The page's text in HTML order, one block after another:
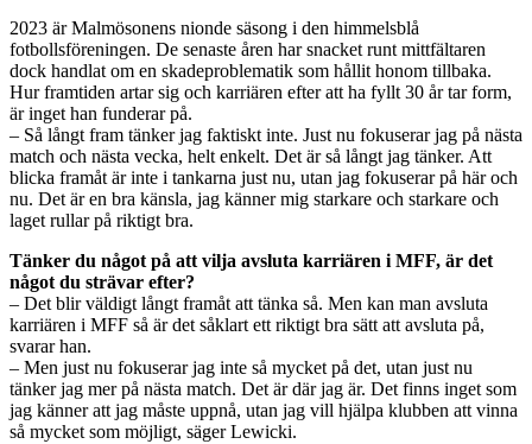
2023 är Malmösonens nionde säsong i den himmelsblå
fotbollsföreningen. De senaste åren har snacket runt mittfältaren
dock handlat om en skadeproblematik som hållit honom tillbaka.
Hur framtiden artar sig och karriären efter att ha fyllt 30 år tar form,
är inget han funderar på.
– Så långt fram tänker jag faktiskt inte. Just nu fokuserar jag på nästa
match och nästa vecka, helt enkelt. Det är så långt jag tänker. Att
blicka framåt är inte i tankarna just nu, utan jag fokuserar på här och
nu. Det är en bra känsla, jag känner mig starkare och starkare och
laget rullar på riktigt bra.
Tänker du något på att vilja avsluta karriären i MFF, är det
något du strävar efter?
– Det blir väldigt långt framåt att tänka så. Men kan man avsluta
karriären i MFF så är det såklart ett riktigt bra sätt att avsluta på,
svarar han.
– Men just nu fokuserar jag inte så mycket på det, utan just nu
tänker jag mer på nästa match. Det är där jag är. Det finns inget som
jag känner att jag måste uppnå, utan jag vill hjälpa klubben att vinna
så mycket som möjligt, säger Lewicki.